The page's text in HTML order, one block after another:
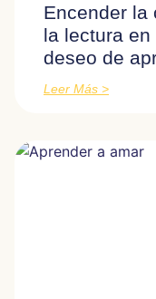
Encender la
la lectura
deseo de
Leer Más >